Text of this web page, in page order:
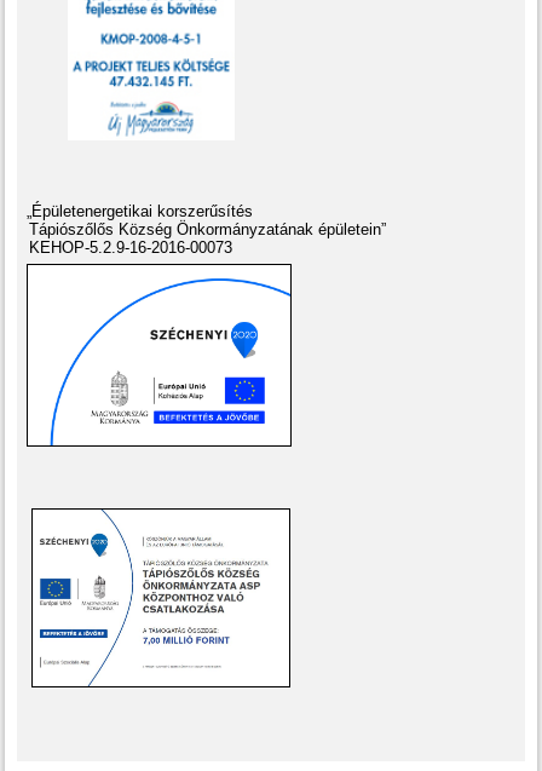
„Épületenergetikai korszerűsítés
Tápiószőlős Község Önkormányzatának épületein”
KEHOP-5.2.9-16-2016-00073